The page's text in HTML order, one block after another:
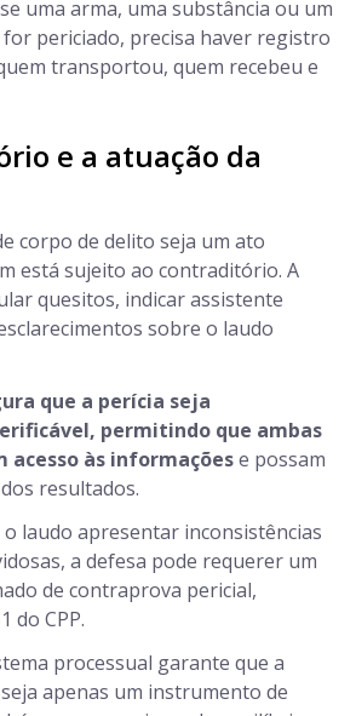
uma arma, uma substância ou um
periciado, precisa haver registro
transportou, quem recebeu e
e a atuação da
corpo de delito seja um ato
está sujeito ao contraditório. A
quesitos, indicar assistente
sobre o laudo
que a perícia seja
permitindo que ambas
acesso às informaçõese possam
resultados.
o laudo apresentar inconsistências
a defesa pode requerer um
de contraprova pericial,
do CPP.
processual garante que a
apenas um instrumento de